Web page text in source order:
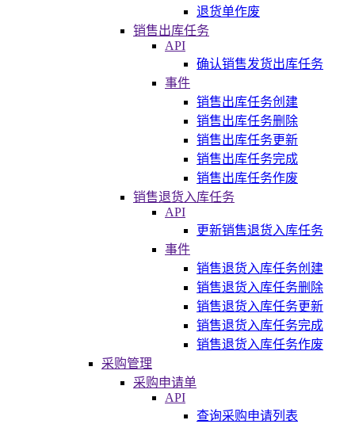
退货单作废
销售出库任务
API
确认销售发货出库任务
事件
销售出库任务创建
销售出库任务删除
销售出库任务更新
销售出库任务完成
销售出库任务作废
销售退货入库任务
API
更新销售退货入库任务
事件
销售退货入库任务创建
销售退货入库任务删除
销售退货入库任务更新
销售退货入库任务完成
销售退货入库任务作废
采购管理
采购申请单
API
查询采购申请列表